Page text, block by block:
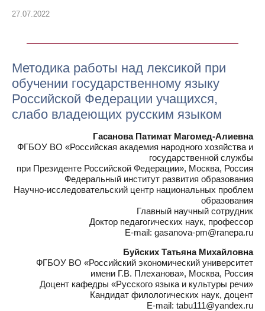
27.07.2022
Методика работы над лексикой при
обучении государственному языку
Российской Федерации учащихся,
слабо владеющих русским языком
Гасанова Патимат Магомед-Алиевна
ФГБОУ ВО «Российская академия народного хозяйства и
государственной службы
при Президенте Российской Федерации», Москва, Россия
Федеральный институт развития образования
Научно-исследовательский центр национальных проблем
образования
Главный научный сотрудник
Доктор педагогических наук, профессор
E-mail: gasanova-pm@ranepa.ru
Буйских Татьяна Михайловна
ФГБОУ ВО «Российский экономический университет
имени Г.В. Плеханова», Москва, Россия
Доцент кафедры «Русского языка и культуры речи»
Кандидат филологических наук, доцент
E-mail: tabu111@yandex.ru